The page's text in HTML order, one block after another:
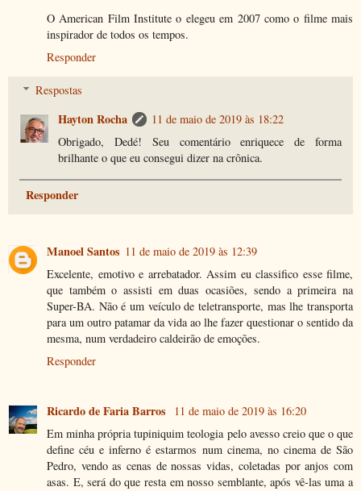
O American Film Institute o elegeu em 2007 como o filme mais
inspirador de todos os tempos.
Responder
Respostas
Hayton Rocha
11 de maio de 2019 às 18:22
Obrigado, Dedé! Seu comentário enriquece de forma
brilhante o que eu consegui dizer na crônica.
Responder
Manoel Santos 11 de maio de 2019 às 12:39
Excelente, emotivo e arrebatador. Assim eu classifico esse filme,
que também o assisti em duas ocasiões, sendo a primeira na
Super-BA. Não é um veículo de teletransporte, mas lhe transporta
para um outro patamar da vida ao lhe fazer questionar o sentido da
mesma, num verdadeiro caldeirão de emoções.
Responder
Ricardo de Faria Barros
11 de maio de 2019 às 16:20
Em minha própria tupiniquim teologia pelo avesso creio que o que
define céu e inferno é estarmos num cinema, no cinema de São
Pedro, vendo as cenas de nossas vidas, coletadas por anjos com
asas. E, será do que resta em nosso semblante, após vê-las uma a